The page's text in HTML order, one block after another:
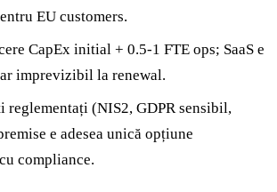
EU customers.
CapEx initial + 0.5-1 FTE ops; SaaS e
imprevizibil la renewal.
reglementați (NIS2, GDPR sensibil,
e adesea unică opțiune
compliance.